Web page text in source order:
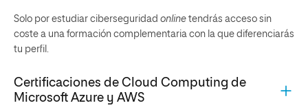
Solo por estudiar ciberseguridad online tendrás acceso sin
coste a una formación complementaria con la que diferenciarás
tu perfil.
Certificaciones de Cloud Computing de
Microsoft Azure y AWS